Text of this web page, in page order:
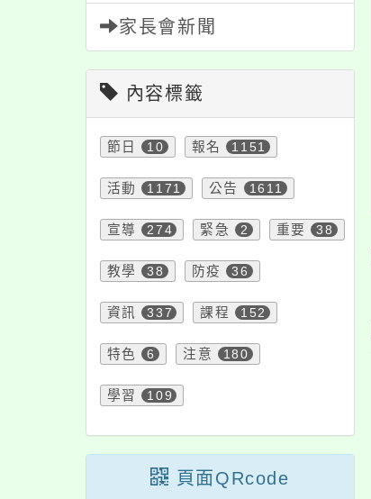
家長會新聞
內容標籤
節日 10 報名 1151
活動 1171 公告 1611
宣導 274 緊急 2 重要 38
教學 38 防疫 36
資訊 337 課程 152
特色 6 注意 180
學習 109
頁面QRcode